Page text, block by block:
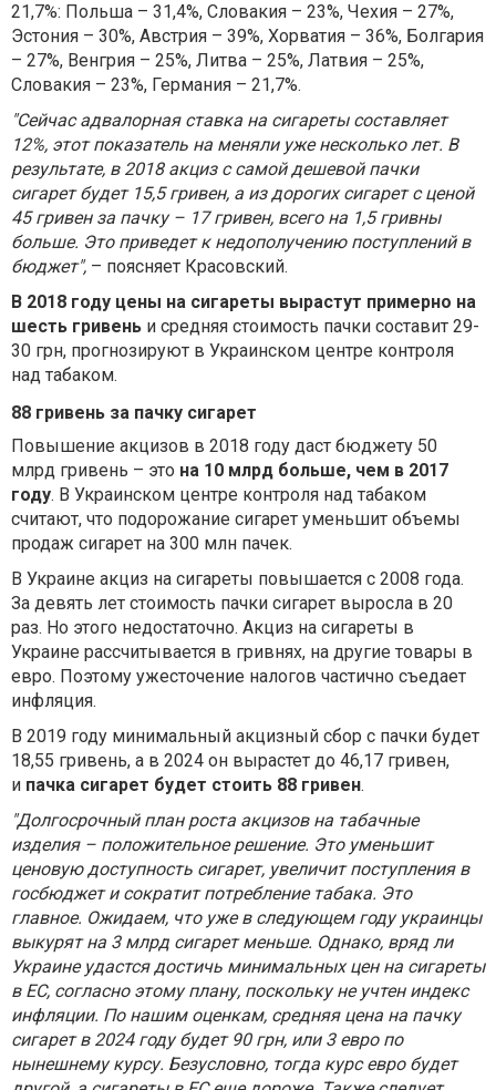
21,7%: Польша – 31,4%, Словакия – 23%, Чехия – 27%,
Эстония – 30%, Австрия – 39%, Хорватия – 36%, Болгария
– 27%, Венгрия – 25%, Литва – 25%, Латвия – 25%,
Словакия – 23%, Германия – 21,7%.
"Сейчас адвалорная ставка на сигареты составляет
12%, этот показатель на меняли уже несколько лет. В
результате, в 2018 акциз с самой дешевой пачки
сигарет будет 15,5 гривен, а из дорогих сигарет с ценой
45 гривен за пачку – 17 гривен, всего на 1,5 гривны
больше. Это приведет к недополучению поступлений в
бюджет", – поясняет Красовский.
В 2018 году цены на сигареты вырастут примерно на
шесть гривень и средняя стоимость пачки составит 29-
30 грн, прогнозируют в Украинском центре контроля
над табаком.
88 гривень за пачку сигарет
Повышение акцизов в 2018 году даст бюджету 50
млрд гривень – это на 10 млрд больше, чем в 2017
году. В Украинском центре контроля над табаком
считают, что подорожание сигарет уменьшит объемы
продаж сигарет на 300 млн пачек.
В Украине акциз на сигареты повышается с 2008 года.
За девять лет стоимость пачки сигарет выросла в 20
раз. Но этого недостаточно. Акциз на сигареты в
Украине рассчитывается в гривнях, на другие товары в
евро. Поэтому ужесточение налогов частично съедает
инфляция.
В 2019 году минимальный акцизный сбор с пачки будет
18,55 гривень, а в 2024 он вырастет до 46,17 гривен,
и пачка сигарет будет стоить 88 гривен.
"Долгосрочный план роста акцизов на табачные
изделия – положительное решение. Это уменьшит
ценовую доступность сигарет, увеличит поступления в
госбюджет и сократит потребление табака. Это
главное. Ожидаем, что уже в следующем году украинцы
выкурят на 3 млрд сигарет меньше. Однако, вряд ли
Украине удастся достичь минимальных цен на сигареты
в ЕС, согласно этому плану, поскольку не учтен индекс
инфляции. По нашим оценкам, средняя цена на пачку
сигарет в 2024 году будет 90 грн, или 3 евро по
нынешнему курсу. Безусловно, тогда курс евро будет